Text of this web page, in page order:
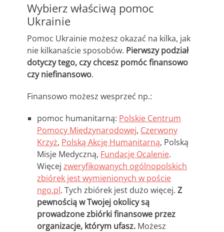
Wybierz właściwą pomoc
Ukrainie
Pomoc Ukrainie możesz okazać na kilka, jak
nie kilkanaście sposobów. Pierwszy podział
dotyczy tego, czy chcesz pomóc finansowo
czy niefinansowo.
Finansowo możesz wesprzeć np.:
pomoc humanitarną: Polskie Centrum
Pomocy Międzynarodowej, Czerwony
Krzyż, Polską Akcję Humanitarną, Polską
Misje Medyczną, Fundację Ocalenie.
Więcej zweryfikowanych ogólnopolskich
zbiórek jest wymienionych w poście
ngo.pl. Tych zbiórek jest dużo więcej. Z
pewnością w Twojej okolicy są
prowadzone zbiórki finansowe przez
organizacje, którym ufasz. Możesz